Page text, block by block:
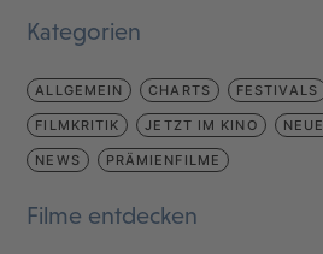
Kategorien
ALLGEMEIN CHARTS FESTIVALS
FILMKRITIK JETZT IM KINO
NEWS PRÄMIENFILME
Filme entdecken